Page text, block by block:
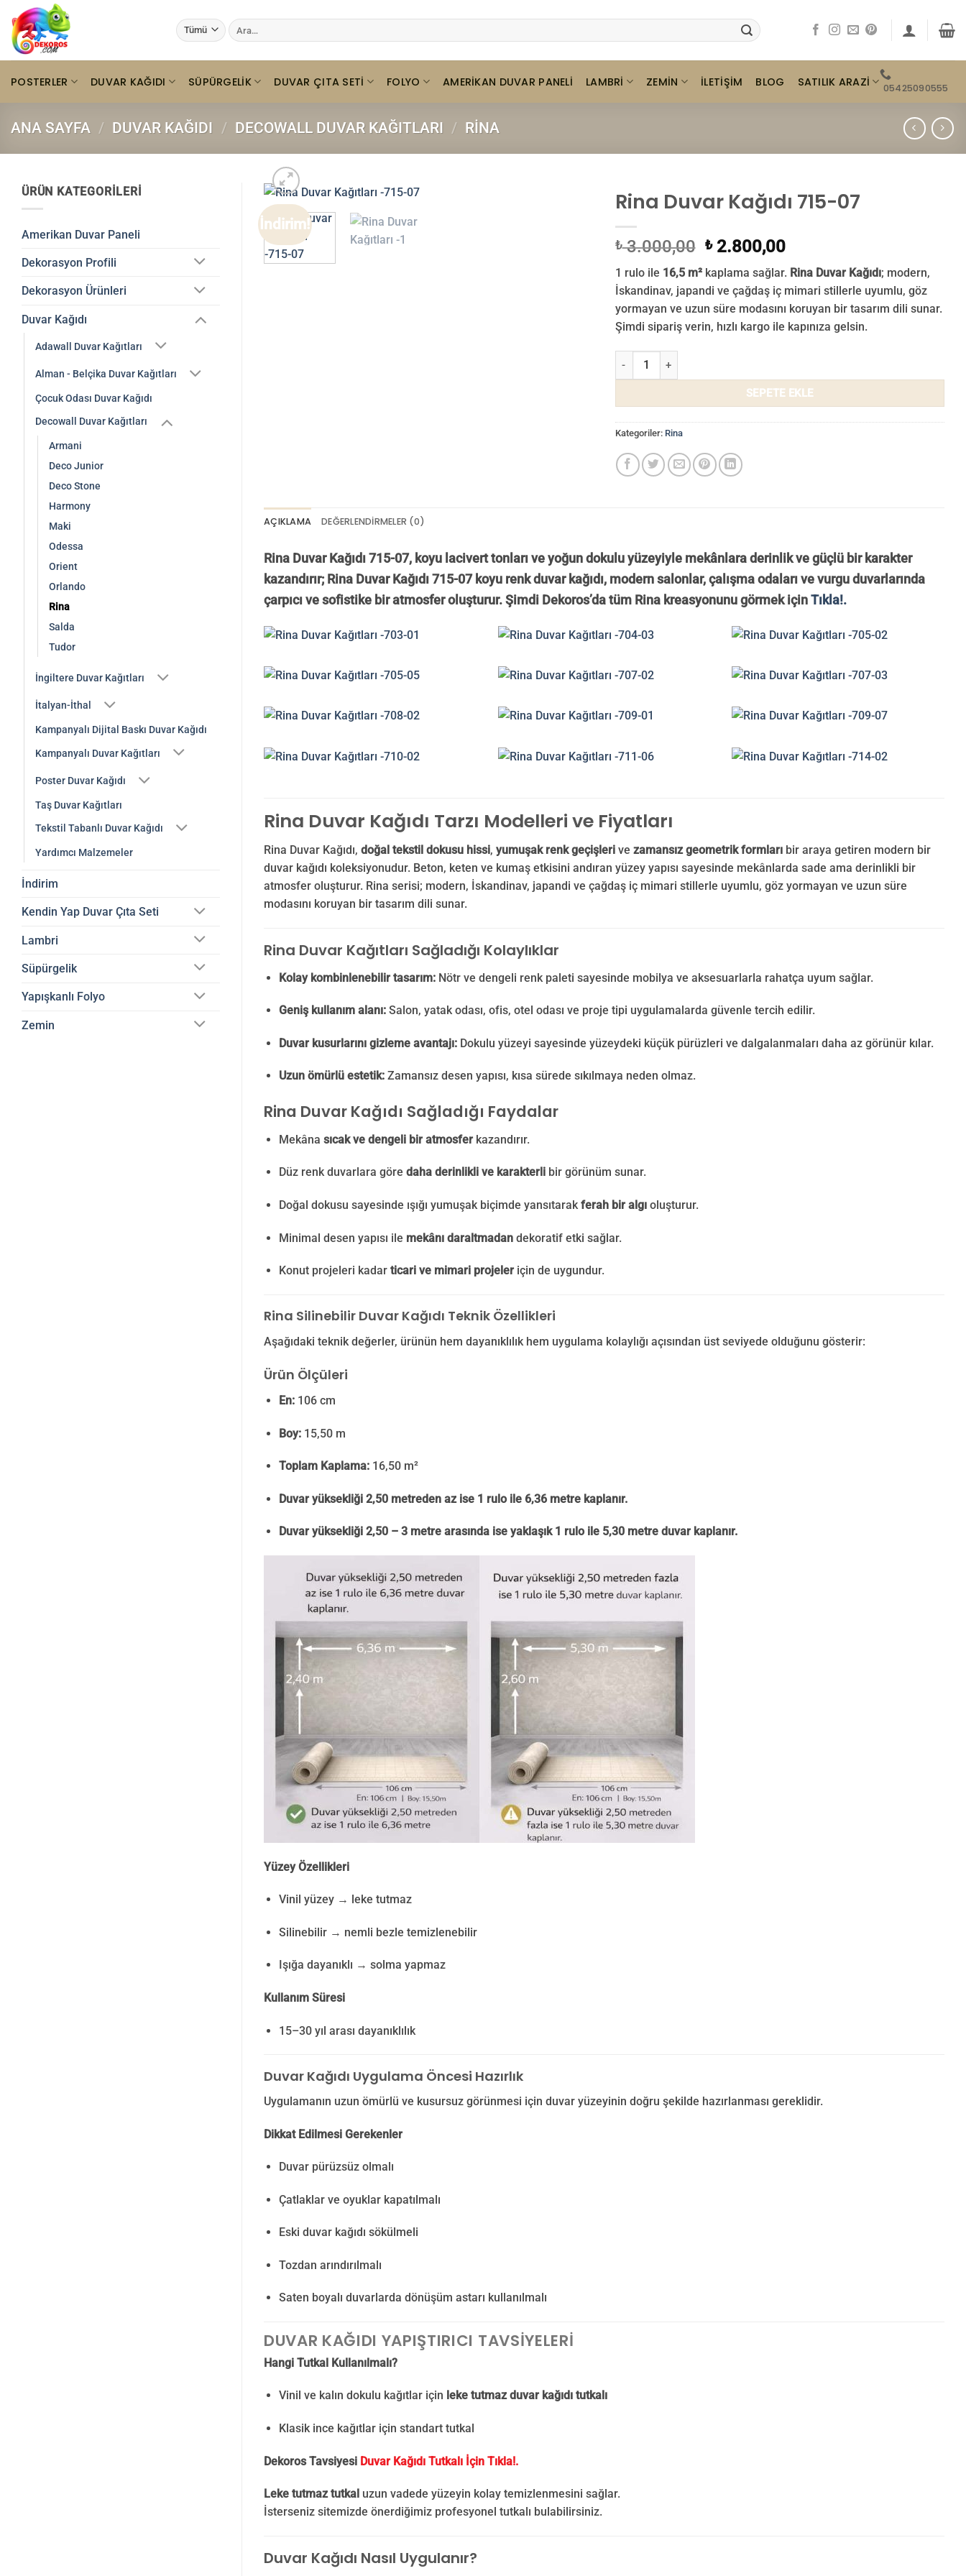
İçeriğe
atla
Ara:
POSTERLER DUVAR KAĞIDI SÜPÜRGELIK DUVAR ÇITA SETI FOLYO AMERIKAN DUVAR PANELI LAMBRI ZEMIN İLETIŞIM BLOG SATILIK ARAZI 05425090555
ANA SAYFA / DUVAR KAĞIDI / DECOWALL DUVAR KAĞITLARI / RINA
ÜRÜN KATEGORILERI
Amerikan Duvar Paneli
Dekorasyon Profili
Dekorasyon Ürünleri
Duvar Kağıdı
Adawall Duvar Kağıtları
Alman - Belçika Duvar Kağıtları
Çocuk Odası Duvar Kağıdı
Decowall Duvar Kağıtları
Armani
Deco Junior
Deco Stone
Harmony
Maki
Odessa
Orient
Orlando
Rina
Salda
Tudor
İngiltere Duvar Kağıtları
İtalyan-İthal
Kampanyalı Dijital Baskı Duvar Kağıdı
Kampanyalı Duvar Kağıtları
Poster Duvar Kağıdı
Taş Duvar Kağıtları
Tekstil Tabanlı Duvar Kağıdı
Yardımcı Malzemeler
İndirim
Kendin Yap Duvar Çıta Seti
Lambri
Süpürgelik
Yapışkanlı Folyo
Zemin
İndirim!
Rina Duvar Kağıdı 715-07
₺3.000,00 Orijinal
₺ 3.000,00.
₺2.800,00Şu
andaki
fiyat:
₺ 2.800,00.
1 rulo ile 16,5 m²kaplama sağlar. Rina Duvar Kağıdı; modern,
İskandinav, japandi ve çağdaş iç mimari stillerle uyumlu, göz
yormayan ve uzun süre modasını koruyan bir tasarım dili sunar.
Şimdi sipariş verin, hızlı kargo ile kapınıza gelsin.
Rina Duvar Kağıdı 715-07 adet
SEPETE EKLE
Kategoriler: Rina
AÇIKLAMA DEĞERLENDIRMELER (0)
Rina Duvar Kağıdı 715-07, koyu lacivert tonları ve yoğun dokulu yüzeyiyle mekânlara derinlik ve güçlü bir karakter
kazandırır; Rina Duvar Kağıdı 715-07 koyu renk duvar kağıdı, modern salonlar, çalışma odaları ve vurgu duvarlarında
çarpıcı ve sofistike bir atmosfer oluşturur. Şimdi Dekoros’da tüm Rina kreasyonunu görmek içinTıkla!.
Rina Duvar Kağıdı Tarzı Modelleri ve Fiyatları
Rina Duvar Kağıdı, doğal tekstil dokusu hissi, yumuşak renk geçişleri ve zamansız geometrik formları bir araya getiren modern bir
duvar kağıdı koleksiyonudur. Beton, keten ve kumaş etkisini andıran yüzey yapısı sayesinde mekânlarda sade ama derinlikli bir
atmosfer oluşturur. Rina serisi; modern, İskandinav, japandi ve çağdaş iç mimari stillerle uyumlu, göz yormayan ve uzun süre
modasını koruyan bir tasarım dili sunar.
Rina Duvar Kağıtları Sağladığı Kolaylıklar
Kolay kombinlenebilir tasarım:Nötr ve dengeli renk paleti sayesinde mobilya ve aksesuarlarla rahatça uyum sağlar.
Geniş kullanım alanı:Salon, yatak odası, ofis, otel odası ve proje tipi uygulamalarda güvenle tercih edilir.
Duvar kusurlarını gizleme avantajı:Dokulu yüzeyi sayesinde yüzeydeki küçük pürüzleri ve dalgalanmaları daha az görünür kılar.
Uzun ömürlü estetik:Zamansız desen yapısı, kısa sürede sıkılmaya neden olmaz.
Rina Duvar Kağıdı Sağladığı Faydalar
Mekâna sıcak ve dengeli bir atmosferkazandırır.
Düz renk duvarlara göre daha derinlikli ve karakterlibir görünüm sunar.
Doğal dokusu sayesinde ışığı yumuşak biçimde yansıtarakferah bir algıoluşturur.
Minimal desen yapısı ile mekânı daraltmadandekoratif etki sağlar.
Konut projeleri kadar ticari ve mimari projeleriçin de uygundur.
Rina Silinebilir Duvar Kağıdı Teknik Özellikleri
Aşağıdaki teknik değerler, ürünün hem dayanıklılık hem uygulama kolaylığı açısından üst seviyede olduğunu gösterir:
Ürün Ölçüleri
En:106 cm
Boy:15,50 m
Toplam Kaplama:16,50 m²
Duvar yüksekliği 2,50 metreden az ise 1 rulo ile 6,36 metre kaplanır.
Duvar yüksekliği 2,50 – 3 metre arasında ise yaklaşık 1 rulo ile 5,30 metre duvar kaplanır.
Yüzey Özellikleri
Vinil yüzey → leke tutmaz
Silinebilir → nemli bezle temizlenebilir
Işığa dayanıklı → solma yapmaz
Kullanım Süresi
15–30 yıl arası dayanıklılık
Duvar Kağıdı Uygulama Öncesi Hazırlık
Uygulamanın uzun ömürlü ve kusursuz görünmesi için duvar yüzeyinin doğru şekilde hazırlanması gereklidir.
Dikkat Edilmesi Gerekenler
Duvar pürüzsüz olmalı
Çatlaklar ve oyuklar kapatılmalı
Eski duvar kağıdı sökülmeli
Tozdan arındırılmalı
Saten boyalı duvarlarda dönüşüm astarı kullanılmalı
DUVAR KAĞIDI YAPIŞTIRICI TAVSIYELERI
Hangi Tutkal Kullanılmalı?
Vinil ve kalın dokulu kağıtlar için leke tutmaz duvar kağıdı tutkalı
Klasik ince kağıtlar için standart tutkal
Dekoros Tavsiyesi Duvar Kağıdı Tutkalı İçin Tıkla!.
Leke tutmaz tutkal uzun vadede yüzeyin kolay temizlenmesini sağlar.
İsterseniz sitemizde önerdiğimiz profesyonel tutkalı bulabilirsiniz.
Duvar Kağıdı Nasıl Uygulanır?